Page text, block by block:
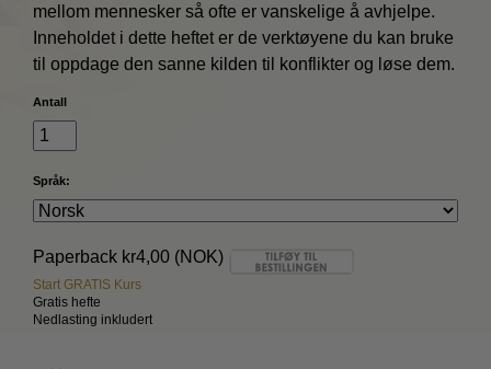
mellom mennesker så ofte er vanskelige å avhjelpe.
Inneholdet i dette heftet er de verktøyene du kan bruke
til oppdage den sanne kilden til konflikter og løse dem.
Antall
Språk:
Paperback kr4,00 (NOK)
Start GRATIS Kurs
Gratis hefte
Nedlasting inkludert